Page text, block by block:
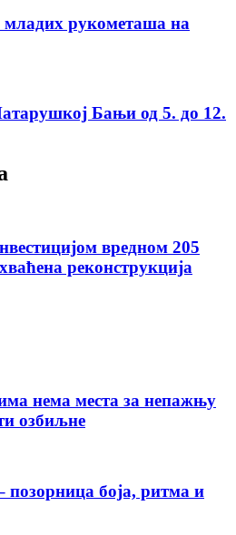
рукометаша на
Бањи од 5. до 12.
вредном 205
реконструкција
нема места за непажњу
озбиљне
боја, ритма и